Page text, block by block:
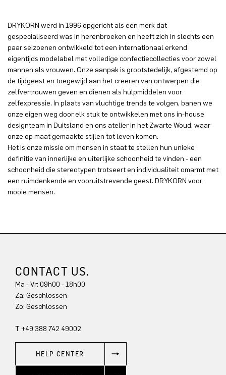
DRYKORN werd in 1996 opgericht als een merk dat
gespecialiseerd was in herenbroeken en heeft zich in slechts een
paar seizoenen ontwikkeld tot een internationaal erkend
eigentijds modelabel met volledige confectiecollecties voor zowel
mannen als vrouwen. Onze aanpak is grootstedelijk, afgestemd op
de tijdgeest en toegewijd aan het creëren van ontwerpen die
zelfvertrouwen geven en dienen als hulpmiddelen voor
zelfexpressie. In plaats van vluchtige trends te volgen, banen we
onze eigen weg door elk stuk te ontwikkelen met ons in-house
designteam in Duitsland en ons atelier in het Zwarte Woud, waar
onze op maat gemaakte stijlen tot leven komen.
Het is onze missie om mensen in staat te stellen hun unieke
definitie van innerlijke en uiterlijke schoonheid te vinden - een
schoonheid die stereotypen trotseert en individualiteit omarmt met
een ruimdenkende en vooruitstrevende geest. DRYKORN voor
mooie mensen.
CONTACT US.
Ma - Vr: 09h00 - 18h00
Za: Geschlossen
Zo: Geschlossen
T +49 388 742 49002
HELP CENTER